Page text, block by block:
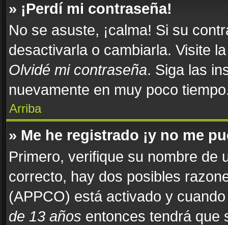
» ¡Perdí mi contraseña!
No se asuste, ¡calma! Si su
desactivarla o cambiarla. Visite
Olvidé mi contraseña. Siga las
nuevamente en muy poco
Arriba
» Me he registrado ¡y no me
Primero, verifique su nombre de
correcto, hay dos posibles
(APPCO) está activado y
de 13 años entonces tendrá que